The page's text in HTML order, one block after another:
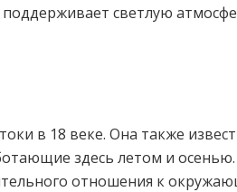
поддерживает светлую
в 18 веке. Она также
здесь летом и
отношения к